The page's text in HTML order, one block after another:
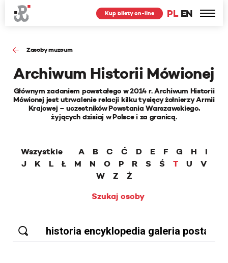
PL EN
Kup bilety on-line
Zasoby muzeum
Archiwum Historii Mówionej
Głównym zadaniem powstałego w 2014 r. Archiwum Historii
Mówionej jest utrwalenie relacji kilku tysięcy żołnierzy Armii
Krajowej – uczestników Powstania Warszawskiego,
żyjących dzisiaj w Polsce i za granicą.
Wszystkie A B C Ć D E F G H
I
J
K L Ł M N O P R S Ś T U
V
W
Z
Ż
Szukaj osoby